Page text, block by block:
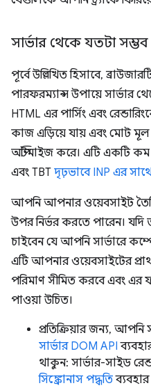
সার্ভার থেকে যতটা
পূর্বে উল্লিখিত হিসাবে,
পারফরম্যান্স উপায়ে সার্ভার
HTML এর পার্সিং এবং
কাজ এড়িয়ে যায় এবং মোট মূল
অপ্টিমাইজ করে। এটি একটি কম
এবং TBT দৃঢ়ভাবে INP এর
আপনি আপনার ওয়েবসাইট
উপর নির্ভর করতে পারেন।
চাইবেন যে আপনি সার্ভারে
এটি আপনার ওয়েবসাইটের
পরিমাণ সীমিত করবে এবং
পাওয়া উচিত।
প্রতিক্রিয়ার জন্য, আপনি
সার্ভার DOM API
থাকুন: সার্ভার-সাইড
সিঙ্ক্রোনাস পদ্ধতি